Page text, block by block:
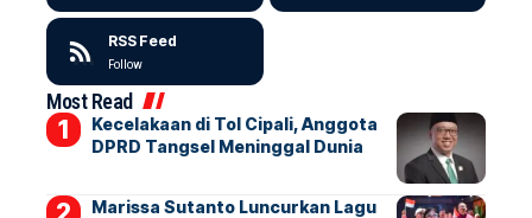
RSS Feed
Follow
Most Read
Kecelakaan di Tol Cipali, Anggota
DPRD Tangsel Meninggal Dunia
Marissa Sutanto Luncurkan Lagu